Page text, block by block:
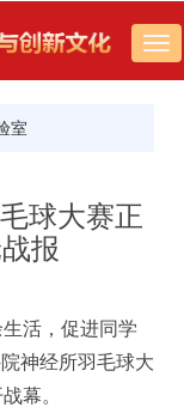
室
球大赛正
报
活，促进同学
神经所羽毛球大
幕。